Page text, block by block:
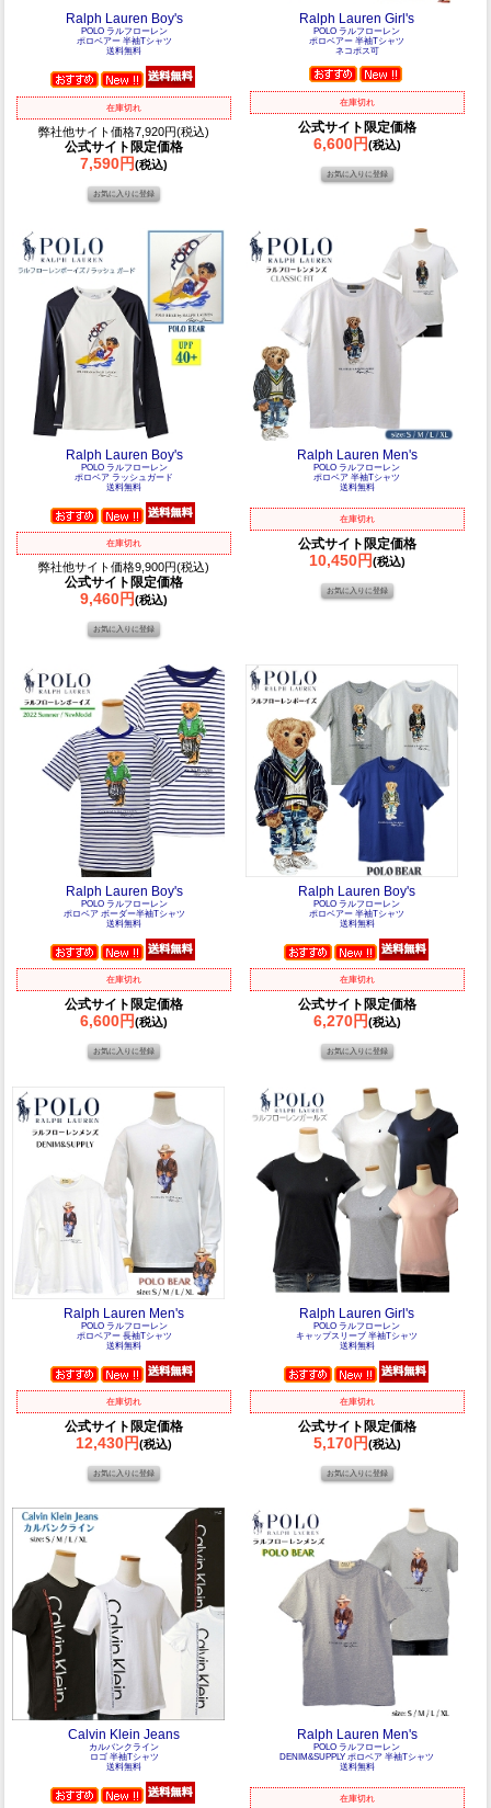
Ralph Lauren Boy's
POLO ラルフローレン
ポロベアー 半袖Tシャツ
送料無料
在庫切れ
弊社他サイト価格7,920円(税込)
公式サイト限定価格
7,590円(税込)
Ralph Lauren Girl's
POLO ラルフローレン
ポロベアー 半袖Tシャツ
ネコポス可
在庫切れ
公式サイト限定価格
6,600円(税込)
Ralph Lauren Boy's
POLO ラルフローレン
ポロベア ラッシュガード
送料無料
在庫切れ
弊社他サイト価格9,900円(税込)
公式サイト限定価格
9,460円(税込)
Ralph Lauren Men's
POLO ラルフローレン
ポロベア 半袖Tシャツ
送料無料
在庫切れ
公式サイト限定価格
10,450円(税込)
Ralph Lauren Boy's
POLO ラルフローレン
ポロベア ボーダー半袖Tシャツ
送料無料
在庫切れ
公式サイト限定価格
6,600円(税込)
Ralph Lauren Boy's
POLO ラルフローレン
ポロベアー 半袖Tシャツ
送料無料
在庫切れ
公式サイト限定価格
6,270円(税込)
Ralph Lauren Men's
POLO ラルフローレン
ポロベアー 長袖Tシャツ
送料無料
在庫切れ
公式サイト限定価格
12,430円(税込)
Ralph Lauren Girl's
POLO ラルフローレン
キャップスリーブ 半袖Tシャツ
送料無料
在庫切れ
公式サイト限定価格
5,170円(税込)
Calvin Klein Jeans
カルバンクライン
ロゴ 半袖Tシャツ
送料無料
Ralph Lauren Men's
POLO ラルフローレン
DENIM&SUPPLY ポロベア 半袖Tシャツ
送料無料
在庫切れ